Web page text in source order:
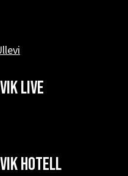
Live
hotell